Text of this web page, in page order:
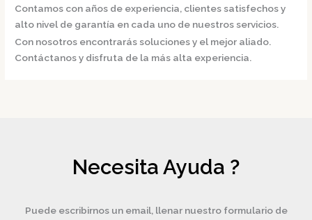
Contamos con años de experiencia, clientes satisfechos y
alto nivel de garantía en cada uno de nuestros servicios.
Con nosotros encontrarás soluciones y el mejor aliado.
Contáctanos y disfruta de la más alta experiencia.
Necesita Ayuda ?
Puede escribirnos un email, llenar nuestro formulario de